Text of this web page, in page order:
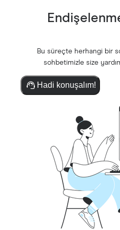
Bu süreçte herhangi bir
sohbetimizle size
Hadi konuşalım!